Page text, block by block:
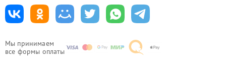
Мы принимаем
все формы оплаты